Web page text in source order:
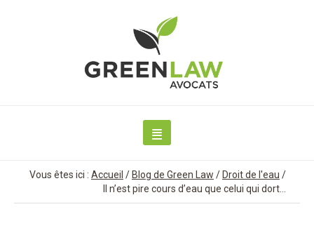
Vous êtes ici : Accueil / Blog de Green Law / Droit de l'eau /
Il n’est pire cours d’eau que celui qui dort…